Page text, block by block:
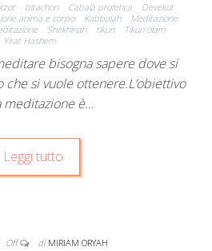
bitachon Cabalà profetica
Devekut
anima e corpo Kabbalah
Meditazione
Shekhinah tikun
Tikun olam
Yirat Hashem
bisogna sapere dove si
si vuole ottenere.L’obiettivo
meditazione è…
Leggi tutto
Off di MIRIAM ORYAH